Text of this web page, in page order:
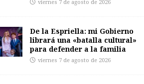
viernes 7 de agosto de 2026
De la Espriella: mi Gobierno
librará una «batalla cultural»
para defender a la familia
viernes 7 de agosto de 2026